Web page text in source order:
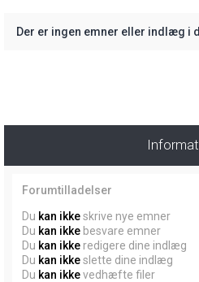
Der er ingen emner eller indlæg i
Forumtilladelser
Du kan ikkeskrive nye emner
Du kan ikke besvare emner
Du kan ikke redigere dine indlæg
Du kan ikkeslette dine indlæg
Du kan ikkevedhæfte filer